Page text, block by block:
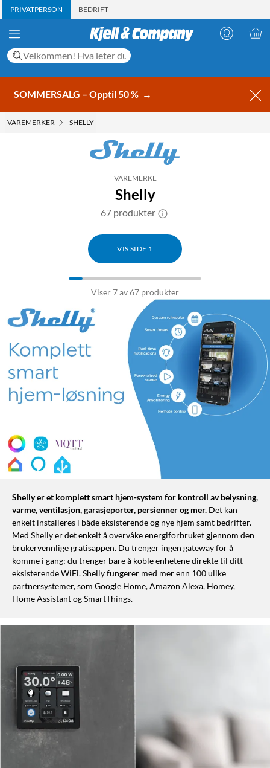
PRIVATPERSON BEDRIFT
SOMMERSALG – Opptil 50 % →
VAREMERKER SHELLY
VAREMERKE
Shelly
67 produkter
Shelly er et komplett smart hjem-system for kontroll av belysning,
varme, ventilasjon, garasjeporter, persienner og mer. Det kan
enkelt installeres i både eksisterende og nye hjem samt bedrifter.
Med Shelly er det enkelt å overvåke energiforbruket gjennom den
brukervennlige gratisappen. Du trenger ingen gateway for å
komme i gang; du trenger bare å koble enhetene direkte til ditt
eksisterende WiFi. Shelly fungerer med mer enn 100 ulike
partnersystemer, som Google Home, Amazon Alexa, Homey,
Home Assistant og SmartThings.
VIS SIDE 1
Viser 7 av 67 produkter